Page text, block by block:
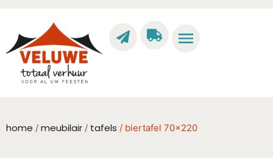
home / meubilair / tafels / biertafel 70×220